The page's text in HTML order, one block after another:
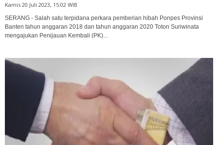
Kamis 20 Juli 2023, 15:02 WIB
SERANG - Salah satu terpidana perkara pemberian hibah Ponpes Provinsi
Banten tahun anggaran 2018 dan tahun anggaran 2020 Toton Suriwinata
mengajukan Penijauan Kembali (PK)...